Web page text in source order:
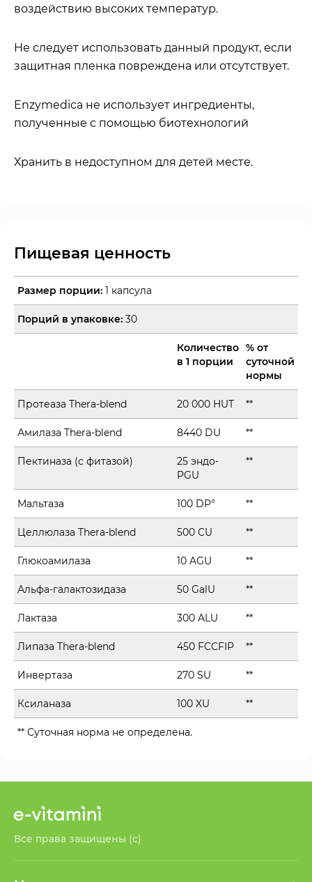
воздействию высоких температур.
Не следует использовать данный продукт, если
защитная пленка повреждена или отсутствует.
Enzymedica не использует ингредиенты,
полученные с помощью биотехнологий
Хранить в недоступном для детей месте.
Пищевая ценность
Размер порции: 1 капсула
Порций в упаковке: 30
Количество
в 1 порции
% от
суточной
нормы
Протеаза Thera-blend 20 000 HUT **
Амилаза Thera-blend 8440 DU **
Пектиназа (с фитазой)
25 эндо-
PGU
**
Мальтаза 100 DP° **
Целлюлаза Thera-blend 500 CU **
Глюкоамилаза 10 AGU **
Альфа-галактозидаза 50 GalU **
Лактаза 300 ALU **
Липаза Thera-blend 450 FCCFIP **
Инвертаза 270 SU **
Ксиланаза 100 XU **
** Суточная норма не определена.
Все права защищены (с)